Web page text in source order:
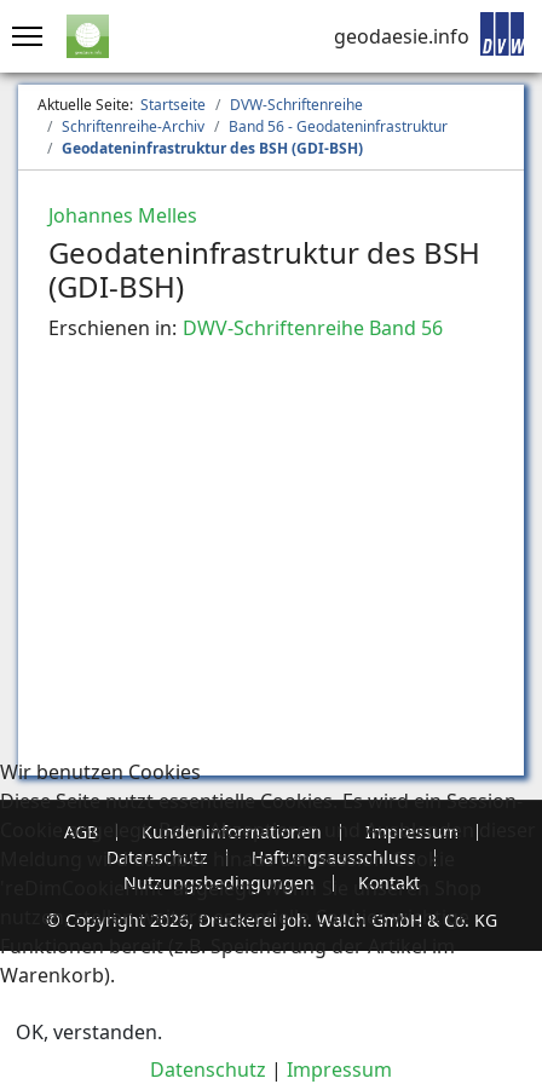
geodaesie.info
Aktuelle Seite: Startseite
DVW-Schriftenreihe
Schriftenreihe-Archiv
Band 56 - Geodateninfrastruktur
Geodateninfrastruktur des BSH (GDI-BSH)
Johannes Melles
Geodateninfrastruktur des BSH
(GDI-BSH)
Erschienen in: DWV-Schriftenreihe Band 56
AGB Kundeninformationen
Impressum
Datenschutz
Haftungsausschluss
Nutzungsbedingungen
Kontakt
© Copyright 2026, Druckerei Joh. Walch GmbH & Co. KG
Wir benutzen Cookies
Diese Seite nutzt essentielle Cookies. Es wird ein Session-
Cookie angelegt. Beim Akzeptieren und Ausblenden dieser
Meldung wird darüber hinaus der Session-Cookie
'reDimCookieHint' angelegt. Wenn Sie unseren Shop
nutzen, stellen weitere essentielle Cookies wichtige
Funktionen bereit (z.B. Speicherung der Artikel im
Warenkorb).
OK, verstanden.
Datenschutz | Impressum